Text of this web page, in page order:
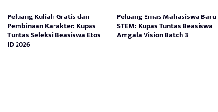
Peluang Kuliah Gratis dan
Pembinaan Karakter: Kupas
Tuntas Seleksi Beasiswa Etos
ID 2026
Peluang Emas Mahasiswa Baru
STEM: Kupas Tuntas Beasiswa
Amgala Vision Batch 3